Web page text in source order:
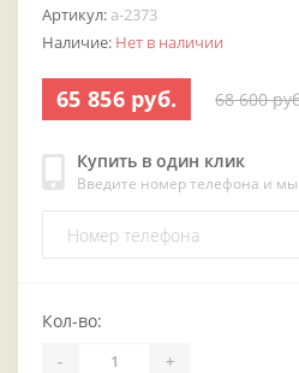
Артикул: a-2373
Наличие: Нет в наличии
65 856 руб. 68 600
Купить в один клик
Введите номер телефона и
Кол-во:
- +